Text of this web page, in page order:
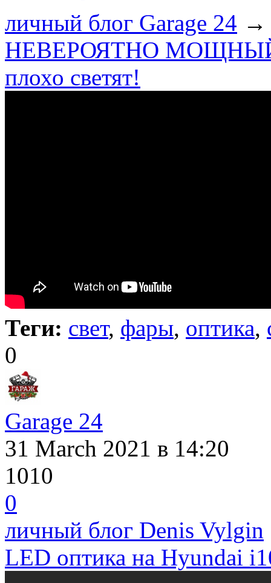
личный блог Garage 24 →
НЕВЕРОЯТНО МОЩНЫЙ
плохо светят!
Теги: свет, фары, оптика,
0
Garage 24
31 March 2021 в 14:20
1010
0
личный блог Denis Vylgin
LED оптика на Hyundai